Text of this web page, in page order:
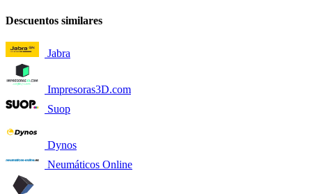
Descuentos similares
Jabra
Impresoras3D.com
Suop
Dynos
Neumáticos Online